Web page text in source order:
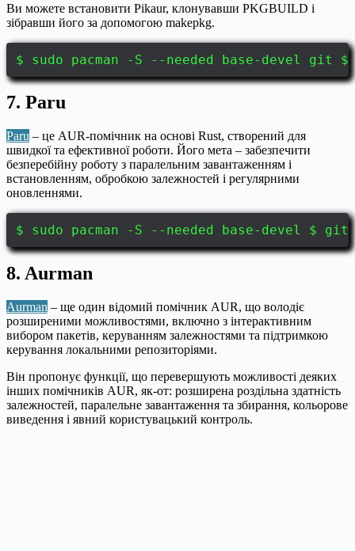
Ви можете встановити Pikaur, клонувавши PKGBUILD і
зібравши його за допомогою makepkg.
$ sudo pacman -S --needed base-devel
7. Paru
Paru – це AUR-помічник на основі Rust, створений для
швидкої та ефективної роботи. Його мета – забезпечити
безперебійну роботу з паралельним завантаженням і
встановленням, обробкою залежностей і регулярними
оновленнями.
$ sudo pacman -S --needed base-devel $
8. Aurman
Aurman – ще один відомий помічник AUR, що володіє
розширеними можливостями, включно з інтерактивним
вибором пакетів, керуванням залежностями та підтримкою
керування локальними репозиторіями.
Він пропонує функції, що перевершують можливості деяких
інших помічників AUR, як-от: розширена роздільна здатність
залежностей, паралельне завантаження та збирання, кольорове
виведення і явний користувацький контроль.